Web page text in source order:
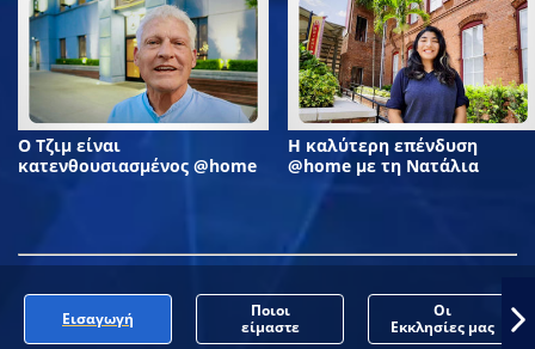
Ο Τζιμ είναι
κατενθουσιασμένος @home
Η καλύτερη επένδυση
@home με τη Νατάλια
Εισαγωγή
Ποιοι
είμαστε
Οι
Εκκλησίες μας